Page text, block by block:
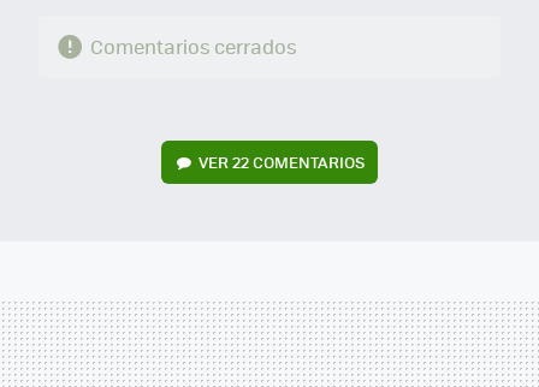
Comentarios cerrados
VER22 COMENTARIOS